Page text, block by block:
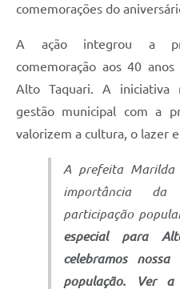
comemorações do
A ação integrou a
comemoração aos 40
Alto Taquari. A iniciativa
gestão municipal com a
valorizem a cultura, o lazer
A prefeita Marilda
importância
participação
especial para
celebramos
população. Ver a